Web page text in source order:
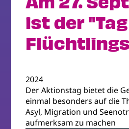
ist der
2024
Der Aktionstag bietet die
einmal besonders auf die
Asyl, Migration und
aufmerksam zu machen